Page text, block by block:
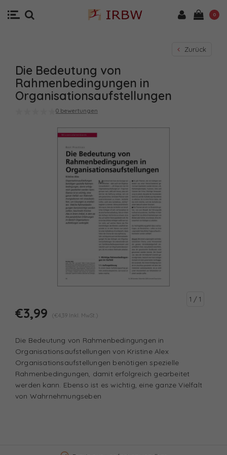
0
Zurück
Die Bedeutung von
Rahmenbedingungen in
Organisationsaufstellungen
0 bewertungen
1 / 1
€3,99 (€4,39 Inkl. MwSt.)
Die Bedeutung von Rahmenbedingungen in
Organisationsaufstellungen von Kristine Alex
Organisationsaufstellungen benötigen spezielle
Rahmenbedingungen, damit erfolgreich gearbeitet
werden kann. Ebenso ist es wichtig, eine ganze Vielfalt
von Wahrnehmungseben